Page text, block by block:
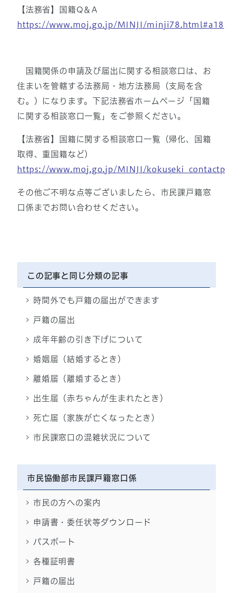
【法務省】国籍Q＆A
https://www.moj.go.jp/MINJI/minji78.html#a18
国籍関係の申請及び届出に関する相談窓口は、お
住まいを管轄する法務局・地方法務局（支局を含
む。）になります。下記法務省ホームページ「国籍
に関する相談窓口一覧」をご参照ください。
【法務省】国籍に関する相談窓口一覧（帰化、国籍
取得、重国籍など）
https://www.moj.go.jp/MINJI/
その他ご不明な点等ございましたら、市民課戸籍窓
口係までお問い合わせください。
この記事と同じ分類の記事
時間外でも戸籍の届出ができます
戸籍の届出
成年年齢の引き下げについて
婚姻届（結婚するとき）
離婚届（離婚するとき）
出生届（赤ちゃんが生まれたとき）
死亡届（家族が亡くなったとき）
市民課窓口の混雑状況について
市民協働部市民課戸籍窓口係
市民の方への案内
申請書・委任状等ダウンロード
パスポート
各種証明書
戸籍の届出